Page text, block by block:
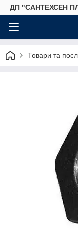
ДП "САНТЕХСЕН
Товари та